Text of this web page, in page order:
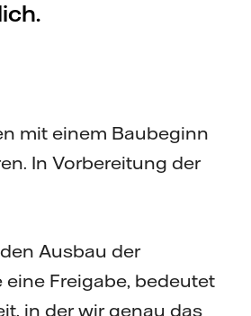
mit einem Baubeginn
In Vorbereitung der
Ausbau der
Freigabe, bedeutet
in der wir genau das